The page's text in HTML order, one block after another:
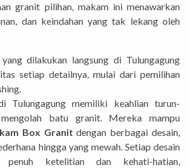
granit pilihan, makam ini menawarkan
dan keindahan yang tak lekang oleh
dilakukan langsung di Tulungagung
setiap detailnya, mulai dari pemilihan
Tulungagung memiliki keahlian turun-
batu granit. Mereka mampu
Box Granit dengan berbagai desain,
hingga yang mewah. Setiap desain
penuh ketelitian dan kehati-hatian,